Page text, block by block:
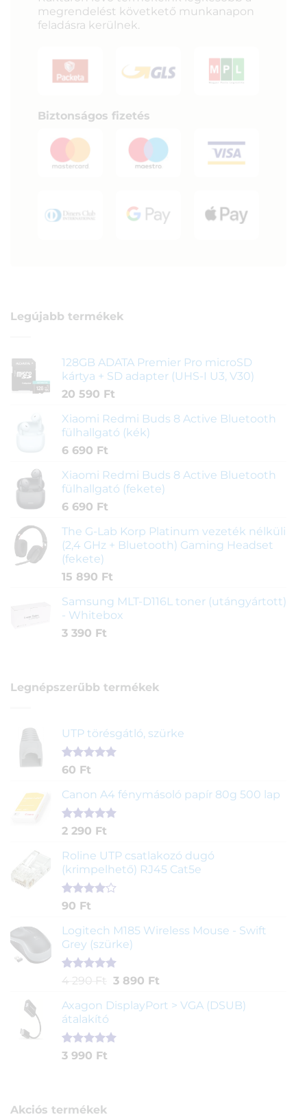
megrendelést követkető munkanapon
feladásra kerülnek.
Biztonságos fizetés
Legújabb termékek
128GB ADATA Premier Pro microSD
kártya + SD adapter (UHS-I U3, V30)
20 590 Ft
Xiaomi Redmi Buds 8 Active Bluetooth
fülhallgató (kék)
6 690 Ft
Xiaomi Redmi Buds 8 Active Bluetooth
fülhallgató (fekete)
6 690 Ft
The G-Lab Korp Platinum vezeték nélküli
(2,4 GHz + Bluetooth) Gaming Headset
(fekete)
15 890 Ft
Samsung MLT-D116L toner (utángyártott)
- Whitebox
3 390 Ft
Legnépszerűbb termékek
UTP törésgátló, szürke
Értékelés
ből,
1
értékelés
alapján
60 Ft
Canon A4 fénymásoló papír 80g 500 lap
Értékelés
ből,
2
értékelés
alapján
2 290 Ft
Roline UTP csatlakozó dugó
(krimpelhető) RJ45 Cat5e
Értékelés
5-ből,
2
értékelés
alapján
90 Ft
Logitech M185 Wireless Mouse - Swift
Grey (szürke)
Értékelés
ből,
1
értékelés
alapján
4 290 Ft Original
was:
290 Ft.
3 890 FtCurrent
is:
Axagon DisplayPort > VGA (DSUB)
átalakító
Értékelés
1
3 990 Ft
Akciós termékek